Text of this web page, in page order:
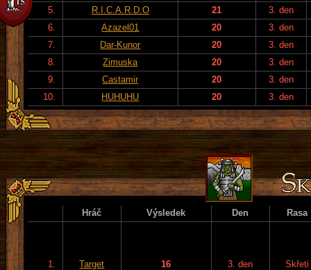
5.
R.I.C.A.R.D.O 21
3. den
6.
Azazel01 20
3. den
7.
Dar-Kunor 20
3. den
8.
Zimuska 20
3. den
9.
Castamir 20
3. den
10.
HUHUHU 20 3. den
Hráč Výsledek Den Rasa
1. Target 16 3. den Skřeti